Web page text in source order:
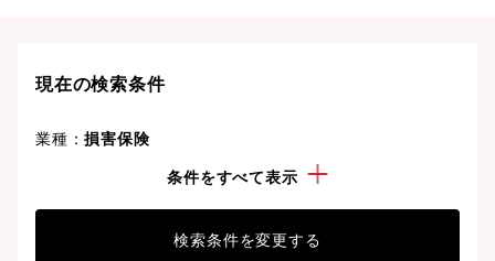
現在の検索条件
業種：損害保険
条件をすべて表示
検索条件を変更する